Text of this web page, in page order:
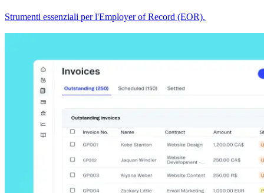
Strumenti essenziali per l'Employer of Record (EOR).​​